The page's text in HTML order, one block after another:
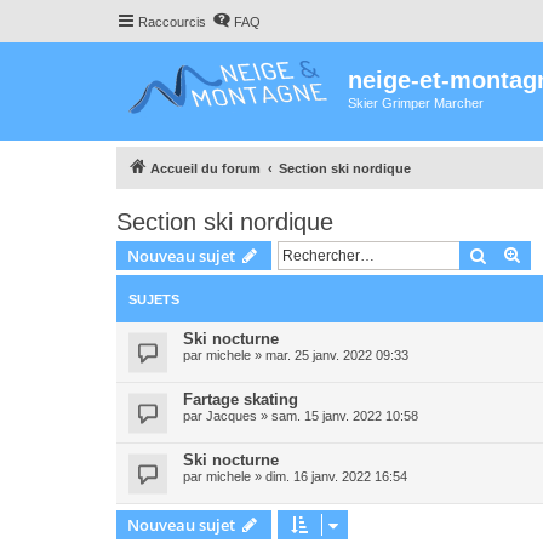
Raccourcis FAQ
neige-et-
Skier Grimper Marcher
Accueil du forum Section ski nordique
Section ski nordique
Nouveau sujet
SUJETS
Ski nocturne
par michele » mar. 25 janv. 2022 09:33
Fartage skating
par Jacques » sam. 15 janv. 2022 10:58
Ski nocturne
par michele » dim. 16 janv. 2022 16:54
Nouveau sujet